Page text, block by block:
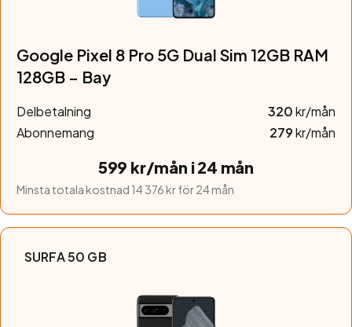
Google Pixel 8 Pro 5G Dual Sim 12GB RAM
128GB – Bay
Delbetalning 320kr/mån
Abonnemang
279kr/mån
599 kr/mån i 24 mån
Minsta totala kostnad 14 376 kr för 24 mån
SURFA 50 GB